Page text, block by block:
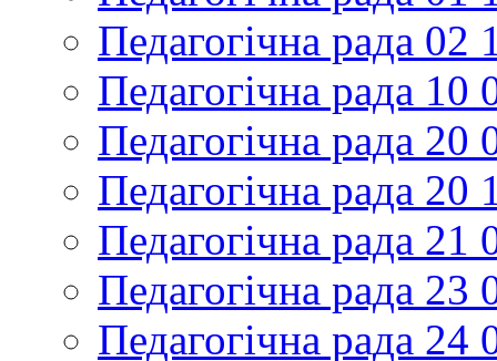
Педагогічна рада 02
Педагогічна рада 10
Педагогічна рада 20
Педагогічна рада 20
Педагогічна рада 21
Педагогічна рада 23
Педагогічна рада 24